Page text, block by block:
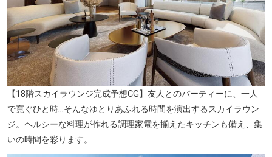
【18階スカイラウンジ完成予想CG】友人とのパーティーに、一人
で寛ぐひと時…そんなゆとりあふれる時間を演出するスカイラウン
ジ。ヘルシーな料理が作れる調理家電を揃えたキッチンも備え、集
いの時間を彩ります。